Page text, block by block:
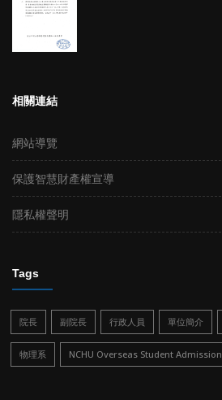
相關連結
網站導覽
保護智慧財產權宣導
隱私權聲明
Tags
院長 副院長 行政人員 單位簡介
物理系 NCHU Overseas Student Admission